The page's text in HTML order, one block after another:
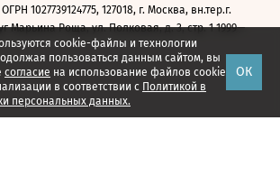
cookie-файлы и технологии
пользоваться данным сайтом, вы
согласие на использование файлов cookie
в соответствии с Политикой в
персональных данных.
ОК
ОГРН 1027739124775, 127018, г. Москва, вн.тер.г.
Марьина Роща, ул. Полковая, д. 3, стр. 1 1999—